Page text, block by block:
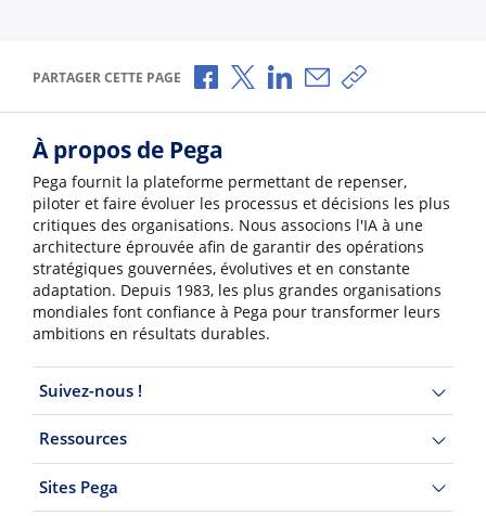
PARTAGER CETTE PAGE Partager via Facebook
Partager via X
Partager via LinkedIn
Partager par e-mail
Copier le lien
À propos de Pega
Pega fournit la plateforme permettant de repenser,
piloter et faire évoluer les processus et décisions les plus
critiques des organisations. Nous associons l'IA à une
architecture éprouvée afin de garantir des opérations
stratégiques gouvernées, évolutives et en constante
adaptation. Depuis 1983, les plus grandes organisations
mondiales font confiance à Pega pour transformer leurs
ambitions en résultats durables.
Suivez-nous !
Ressources
Sites Pega